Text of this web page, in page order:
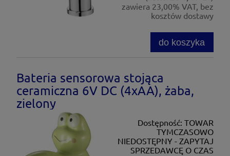
zawiera 23,00% VAT, bez
kosztów dostawy
do koszyka
Bateria sensorowa stojąca
ceramiczna 6V DC (4xAA), żaba,
zielony
Dostępność: TOWAR
TYMCZASOWO
NIEDOSTĘPNY - ZAPYTAJ
SPRZEDAWCĘ O CZAS